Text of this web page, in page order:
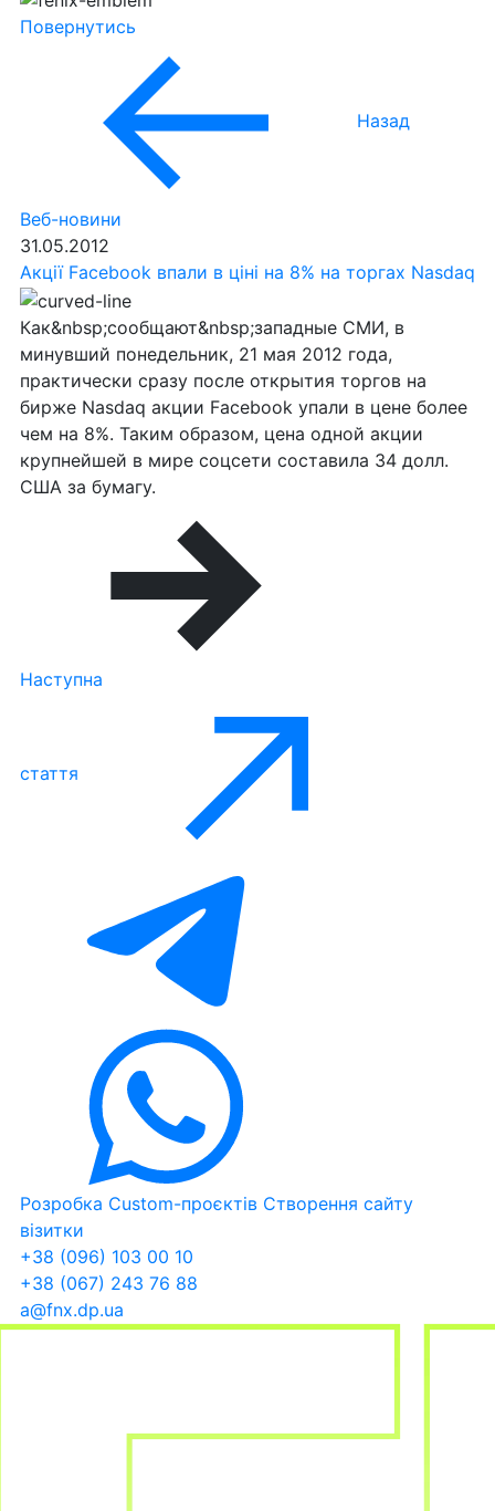
Повернутись
Назад
Веб-новини
31.05.2012
Акції Facebook впали в ціні на 8% на торгах Nasdaq
Как&nbsp;сообщают&nbsp;западные СМИ, в
минувший понедельник, 21 мая 2012 года,
практически сразу после открытия торгов на
бирже Nasdaq акции Facebook упали в цене более
чем на 8%. Таким образом, цена одной акции
крупнейшей в мире соцсети составила 34 долл.
США за бумагу.
Наступна
стаття
Розробка Custom-проєктів Створення сайту
візитки
+38 (096) 103 00 10
+38 (067) 243 76 88
a@fnx.dp.ua